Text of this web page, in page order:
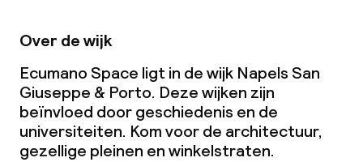
Over de wijk
Ecumano Space ligt in de wijk Napels San
Giuseppe & Porto. Deze wijken zijn
beïnvloed door geschiedenis en de
universiteiten. Kom voor de architectuur,
gezellige pleinen en winkelstraten.